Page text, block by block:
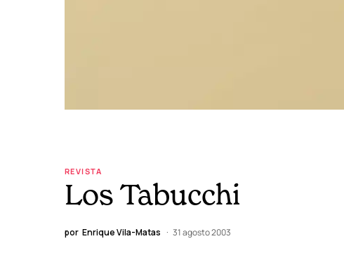
REVISTA
Los Tabucchi
por Enrique Vila-Matas 31 agosto 2003